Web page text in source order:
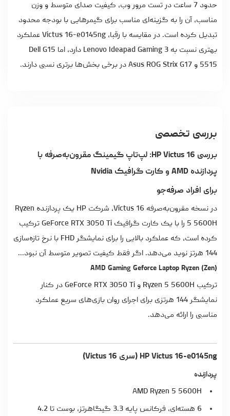
حدود 7 ساعت در تست مرور وب، کیفیت صدای متوسط و وزن
مناسب، آن را به گزینه‌ای مناسب برای گیمرهایی با بودجه محدود
تبدیل کرده است. در مقایسه با رقبا، Victus 16-e0145ng عملکرد
بهتری نسبت به Lenovo Ideapad Gaming 3 دارد، اما Dell G15
5515 و Asus ROG Strix G17 در برخی بخش‌ها برتری نسبی دارند.
بررسی تخصصی
بررسی HP Victus 16: لپ‌تاپ گیمینگ مقرون‌به‌صرفه با
پردازنده AMD و کارت گرافیک Nvidia
برای افراد صرفه‌جو
در نسخه مقرون‌به‌صرفه Victus 16، شرکت HP یک پردازنده Ryzen
5 5600H را با یک کارت گرافیک GeForce RTX 3050 Ti ترکیب
کرده است، که عملکرد بالایی را برای نمایشگر FHD با نرخ تازه‌سازی
144 هرتز نوید می‌دهد. اگر فقط کیفیت تصویر متوسط آن نبود...
AMD Gaming Geforce Laptop Ryzen (Zen)
ترکیب Ryzen 5 5600H و GeForce RTX 3050 Ti در کنار
نمایشگر 144 هرتزی برای اجرای روان بازی‌های سریع عملکرد
مناسبی را ارائه می‌دهد.
HP Victus 16-e0145ng (سری Victus 16)
پردازنده
AMD Ryzen 5 5600H
6 هسته‌ای، فرکانس پایه 3.3 گیگاهرتز، بوست تا 4.2